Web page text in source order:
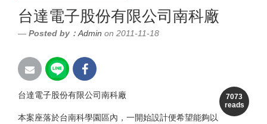
台達電子股份有限公司南科廠
Posted by： Admin on 2011-11-18
7073
reads
台達電子股份有限公司南科廠
本案座落於台南科學園區內，一開始設計便希望能夠以